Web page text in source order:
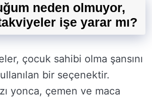
neden olmuyor,
işe yarar mı?
çocuk sahibi olma şansını
bir seçenektir.
yonca, çemen ve maca